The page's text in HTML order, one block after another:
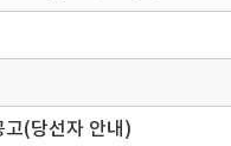
고(당선자 안내)